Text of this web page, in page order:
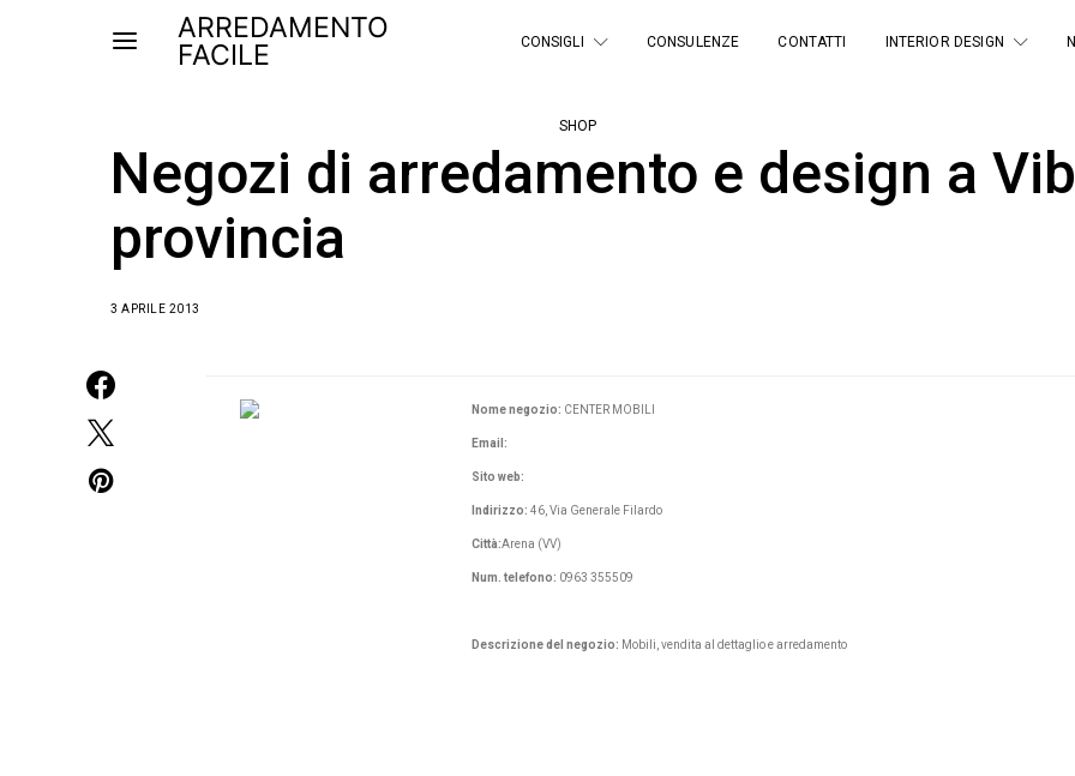
ARREDAMENTO
FACILE
CONSIGLI CONSULENZE CONTATTI INTERIOR DESIGN
SHOP
Negozi di arredamento e design a
provincia
3 APRILE 2013
Nome negozio: CENTER MOBILI
Email:
Sito web:
Indirizzo: 46, Via Generale Filardo
Città:Arena (VV)
Num. telefono: 0963 355509
Descrizione del negozio: Mobili, vendita al dettaglio e arredamento